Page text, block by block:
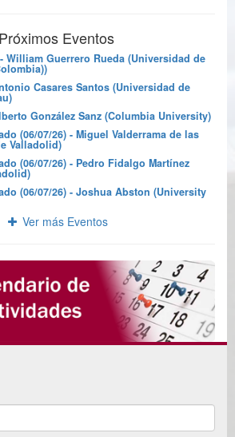
Próximos Eventos
William Guerrero Rueda (Universidad de
Casares Santos (Universidad de
González Sanz (Columbia University)
(06/07/26) - Miguel Valderrama de las
Valladolid)
(06/07/26) - Pedro Fidalgo Martínez
(06/07/26) - Joshua Abston (University
Ver más Eventos